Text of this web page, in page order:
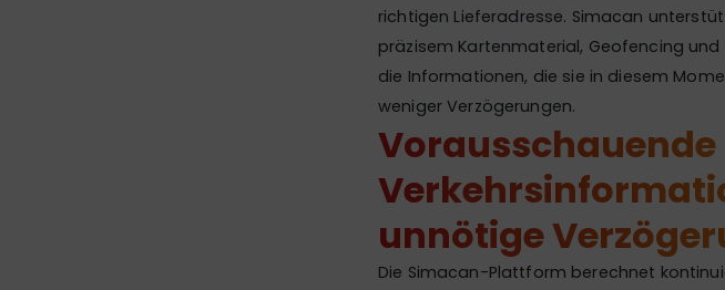
richtigen Lieferadresse. Simacan
präzisem Kartenmaterial, Geofencing
die Informationen, die sie in diesem
weniger Verzögerungen.
Vorausschauende
unnötige
Die Simacan-Plattform berechnet